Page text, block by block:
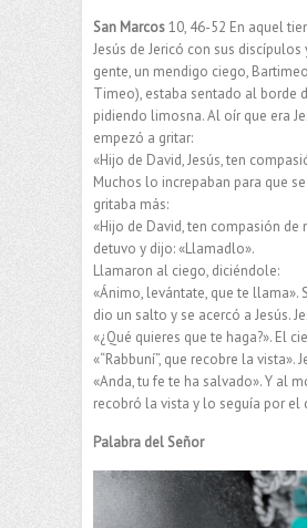
San Marcos10, 46-52 En aquel
Jesús de Jericó con sus discípulos
gente, un mendigo ciego,
Timeo), estaba sentado al borde
pidiendo limosna. Al oír que era
empezó a gritar:
«Hijo de David, Jesús, ten
Muchos lo increpaban para que
gritaba más:
«Hijo de David, ten compasión de
detuvo y dijo: «Llamadlo».
Llamaron al ciego, diciéndole:
«Ánimo, levántate, que te llama».
dio un salto y se acercó a Jesús.
«¿Qué quieres que te haga?». El
«“Rabbuní”, que recobre la vista».
«Anda, tu fe te ha salvado». Y al
recobró la vista y lo seguía por el
Palabra del Señor